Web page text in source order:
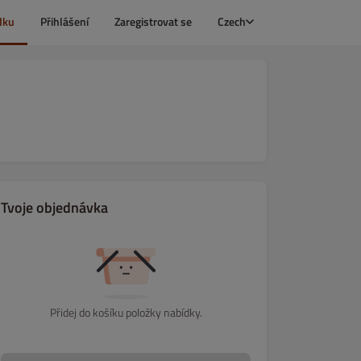
Přihlášení Zaregistrovat se Czech
Tvoje objednávka
Přidej do košíku položky nabídky.